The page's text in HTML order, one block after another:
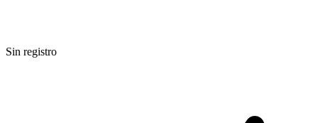
Sin registro